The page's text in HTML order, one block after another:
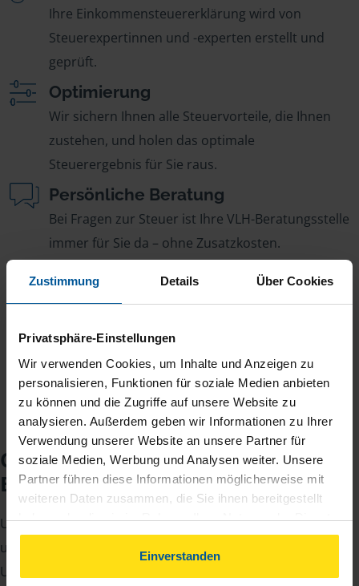
Zustimmung Details Über Cookies
Privatsphäre-Einstellungen
Wir verwenden Cookies, um Inhalte und Anzeigen zu
personalisieren, Funktionen für soziale Medien anbieten
zu können und die Zugriffe auf unsere Website zu
analysieren. Außerdem geben wir Informationen zu Ihrer
Verwendung unserer Website an unsere Partner für
soziale Medien, Werbung und Analysen weiter. Unsere
Partner führen diese Informationen möglicherweise mit
weiteren Daten zusammen, die Sie ihnen bereitgestellt
haben oder die sie im Rahmen Ihrer Nutzung der Dienste
gesammelt haben. Indem Sie auf Einverstanden klicken,
können Sie der Verwendung von Cookies, gemäß
unserer➔ Datenschutzrichtliniezustimmen.
Einverstanden
Ihre Einkommensteuererklärung wird von
Steuerexpertinnen und -experten erstellt und
geprüft.
Optimierung
Wir sichern Ihnen alle Steuervorteile, die Ihnen
zustehen, und holen das optimale
Steuerergebnis für Sie raus.
Persönliche Beratung
Bei Fragen zur Steuer ist Ihre VLH-Beratungsstelle
immer für Sie da – ohne Zusatzkosten.
Fairer Beitrag
Jahreseinnahmen richtet.
Checkliste für Ihr
Beratungsgespräch
Um Ihre Steuererklärung erstellen zu können, benötigen
unsere Beraterinnen und Berater eine Reihe von
Unterlagen von Ihnen. Dazu gehört beispielsweise die